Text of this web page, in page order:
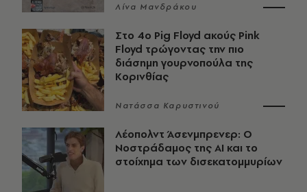
Λίνα Μανδράκου
Στο 4ο Pig Floyd ακούς Pink
Floyd τρώγοντας την πιο
διάσημη γουρνοπούλα της
Κορινθίας
Νατάσσα Καρυστινού
Λέοπολντ Άσενμπρενερ: Ο
Νοστράδαμος της AI και το
στοίχημα των δισεκατομμυρίων